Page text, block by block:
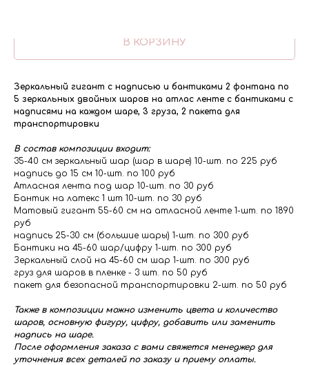
В КОРЗИНУ
Зеркальный гигант с надписью и бантиками 2 фонтана по
5 зеркальных двойных шаров на атлас ленте с бантиками с
надписями на каждом шаре, 3 груза, 2 пакета для
транспортировки
В состав композиции входит:
35-40 см зеркальный шар (шар в шаре) 10-шт. по 225 руб
надпись до 15 см 10-шт. по 100 руб
Атласная лента под шар 10-шт. по 30 руб
Бантик на латекс 1 шт 10-шт. по 30 руб
Матовый гигант 55-60 см на атласной ленте 1-шт. по 1890
руб
надпись 25-30 см (большие шары) 1-шт. по 300 руб
Бантики на 45-60 шар/цифру 1-шт. по 300 руб
Зеркальный слой на 45-60 см шар 1-шт. по 300 руб
груз для шаров в пленке - 3 шт. по 50 руб
пакет для безопасной транспортировки 2-шт. по 50 руб
Также в композиции можно изменить цвета и количество
шаров, основную фигуру, цифру, добавить или заменить
надпись на шаре.
После оформления заказа с вами свяжется менеджер для
уточнения всех деталей по заказу и приему оплаты.